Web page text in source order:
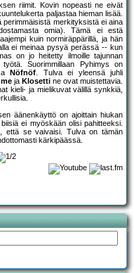
riimit. Kovin nopeasti ne eivät
paljastaa hieman lisää.
perimmäisistä merkityksistä ei aina
omia). Tämä ei estä
kuin normiräppärillä, ja hän
ei meinaa pysyä perässä -- kun
on jo heitetty ilmoille tajunnan
Suorimmillaan Pyhimys on
Nöfnöf. Tulva ei yleensä juhli
ja Klosetti ne ovat muistettavia.
kieli- ja mielikuvat välillä synkkiä,
äänenkäyttö on ajoittain hiukan
ei myöskään olisi pahitteeksi.
että se vaivaisi. Tulva on tämän
kärkipäässä.